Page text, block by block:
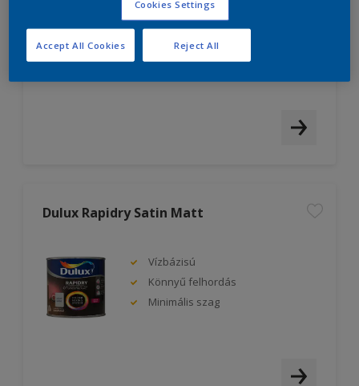
Kiváló takarás
Kiváló fedőképesség
Könnyű felhordás
Dulux Rapidry Satin Matt
Vízbázisú
Könnyű felhordás
Minimális szag
Cookies Settings
Reject All
Accept All Cookies